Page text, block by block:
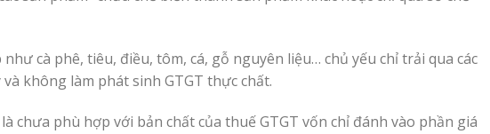
cà phê, tiêu, điều, tôm, cá, gỗ nguyên liệu… chủ yếu chỉ trải qua các
không làm phát sinh GTGT thực chất.
chưa phù hợp với bản chất của thuế GTGT vốn chỉ đánh vào phần giá